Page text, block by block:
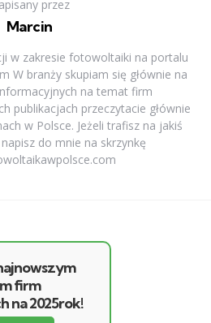
przez
Marcin
w zakresie fotowoltaiki na portalu
W branży skupiam się głównie na
na temat firm
publikacjach przeczytacie głównie
w Polsce. Jeżeli trafisz na jakiś
do mnie na skrzynkę
firm
na 2025rok!